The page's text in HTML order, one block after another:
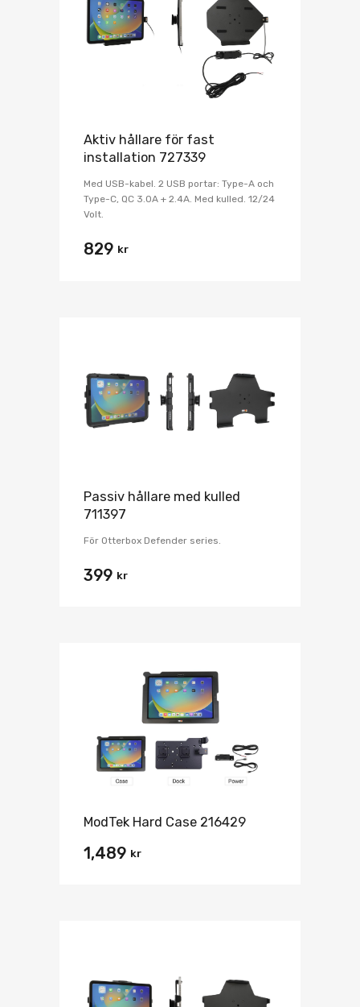
Aktiv hållare för fast
installation 727339
Med USB-kabel. 2 USB portar: Type-A och
Type-C, QC 3.0A + 2.4A. Med kulled. 12/24
Volt.
829 kr
Passiv hållare med kulled
711397
För Otterbox Defender series.
399 kr
ModTek Hard Case 216429
1,489 kr